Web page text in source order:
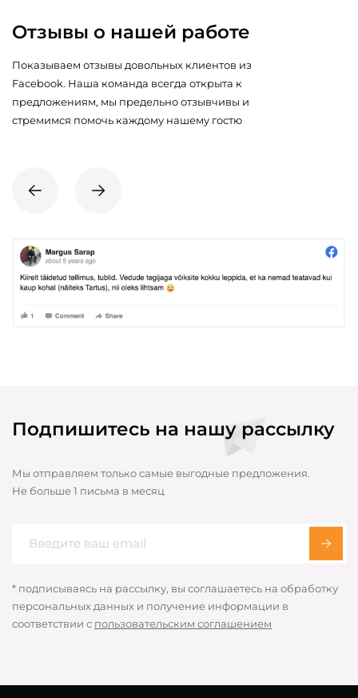
Отзывы о нашей работе
Показываем отзывы довольных клиентов из
Facebook. Наша команда всегда открыта к
предложениям, мы предельно отзывчивы и
стремимся помочь каждому нашему гостю
Подпишитесь на нашу рассылку
Мы отправляем только самые выгодные предложения.
Не больше 1 письма в месяц
* подписываясь на рассылку, вы соглашаетесь на обработку
персональных данных и получение информации в
соответствии с пользовательским соглашением